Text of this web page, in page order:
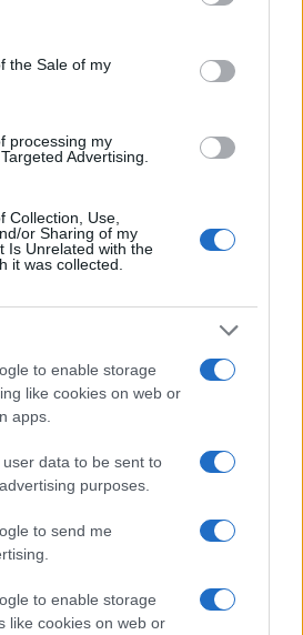
Google and its third-party tags to
specified purposes in below Google
the Sale of my
processing my
Advertising.
Collection, Use,
or Sharing of my
Is Unrelated with the
it was collected.
to enable storage
like cookies on web or
apps.
data to be sent to
purposes.
to send me
to enable storage
like cookies on web or
normas
y compras públicas
se manifiesta a través…